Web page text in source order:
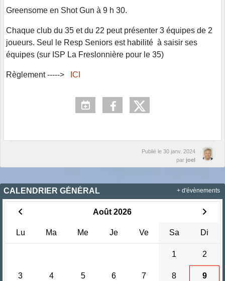
Greensome en Shot Gun à 9 h 30.
Chaque club du 35 et du 22 peut présenter 3 équipes de 2
joueurs. Seul le Resp Seniors est habilité à saisir ses
équipes (sur ISP La Freslonnière pour le 35)
Règlement -----> ICI
Publié le 30 janv. 2024
par joel
CALENDRIER GÉNÉRAL
Août 2026
Lu Ma Me Je Ve Sa Di
1 2
3 4 5 6 7 8 9
+ d'évènements